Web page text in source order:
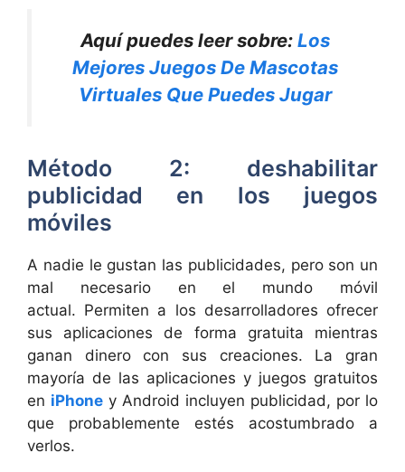
Aquí puedes leer sobre: Los
Mejores Juegos De Mascotas
Virtuales Que Puedes Jugar
Método 2: deshabilitar
publicidad en los juegos
móviles
A nadie le gustan las publicidades, pero son un
mal necesario en el mundo móvil
actual. Permiten a los desarrolladores ofrecer
sus aplicaciones de forma gratuita mientras
ganan dinero con sus creaciones. La gran
mayoría de las aplicaciones y juegos gratuitos
en iPhone y Android incluyen publicidad, por lo
que probablemente estés acostumbrado a
verlos.